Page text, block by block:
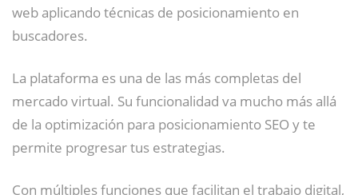
web aplicando técnicas de posicionamiento en
buscadores.
La plataforma es una de las más completas del
mercado virtual. Su funcionalidad va mucho más allá
de la optimización para posicionamiento SEO y te
permite progresar tus estrategias.
Con múltiples funciones que facilitan el trabajo digital,